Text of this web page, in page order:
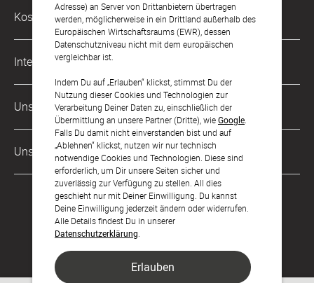
Adresse) an Server von Drittanbietern übertragen
werden, möglicherweise in ein Drittland außerhalb des
Europäischen Wirtschaftsraums (EWR), dessen
Datenschutzniveau nicht mit dem europäischen
vergleichbar ist.
Indem Du auf „Erlauben“ klickst, stimmst Du der
Nutzung dieser Cookies und Technologien zur
Verarbeitung Deiner Daten zu, einschließlich der
Übermittlung an unsere Partner (Dritte), wieGoogle
Falls Du damit nicht einverstanden bist und auf
„Ablehnen“ klickst, nutzen wir nur technisch
notwendige Cookies und Technologien. Diese sind
erforderlich, um Dir unsere Seiten sicher und
zuverlässig zur Verfügung zu stellen. All dies
geschieht nur mit Deiner Einwilligung. Du kannst
Deine Einwilligung jederzeit ändern oder widerrufen.
Alle Details findest Du in unserer
Datenschutzerklärung
Erlauben
kontakt@sendmoments.de
Philosophie
Karriere
Impressum
AGB & Widerrufsrecht
Zahlung & Versand
Datenschutz
Barrierefreiheitserklärung
LLM's
Kostenlose Services
Musterkarten
Digitale Fotoalben
Digitale Gästelisten
FAQ & Hilfe
International
Österreich
Schweiz
Frankreich
Unsere Zahlungsarten
Unsere Partner